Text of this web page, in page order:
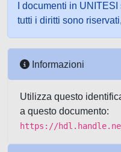
I documenti in
tutti i diritti sono
Informazioni
Utilizza questo
a questo documento:
https://